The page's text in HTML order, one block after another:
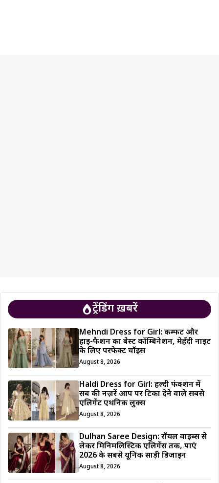
ट्रेंडिंग ख़बरें
Mehndi Dress for Girl: कम्फर्ट और
हाई-फैशन का बेस्ट कॉम्बिनेशन, मेहँदी नाइट
के लिए परफेक्ट चॉइस
August 8, 2026
Haldi Dress for Girl: हल्दी फंक्शन में
सब की नज़रें आप पर टिका देने वाले सबसे
एलिगेंट एथनिक लुक्स
August 8, 2026
Dulhan Saree Design: रॉयल वाइब्स से
लेकर मिनिमलिस्टिक एलिगेंस तक, पाएं
2026 के सबसे यूनिक साड़ी डिजाईन
August 8, 2026